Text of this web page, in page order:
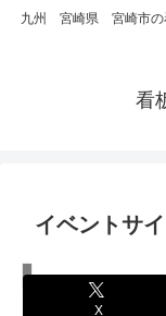
九州 宮崎県 宮崎市の
看
イベントサ
イベントサイン
X